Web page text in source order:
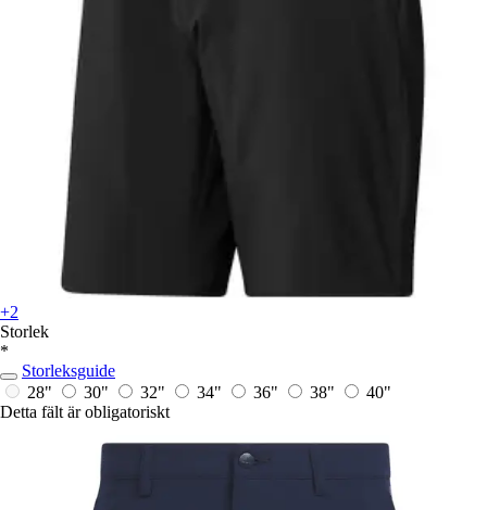
+2
Storlek
*
Storleksguide
28"
30" 32" 34" 36" 38"
40"
Detta fält är obligatoriskt